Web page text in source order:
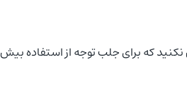
که برای جلب توجه از استفاده